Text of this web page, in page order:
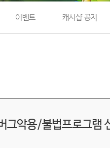
이벤트 캐시샵 공지
악용/불법프로그램